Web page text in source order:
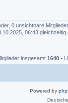
0 unsichtbare
06:43 gleichzeitig
insgesamt 1640 •
Powered by